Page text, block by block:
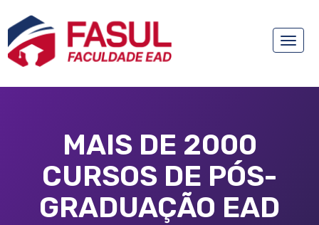
Toggle
MAIS DE 2000
CURSOS DE PÓS-
GRADUAÇÃO EAD